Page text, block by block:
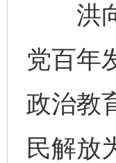
洪向
党百年
政治教
民解放